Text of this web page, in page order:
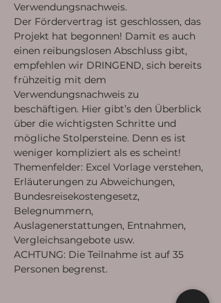
Verwendungsnachweis.
Der Fördervertrag ist geschlossen, das
Projekt hat begonnen! Damit es auch
einen reibungslosen Abschluss gibt,
empfehlen wir DRINGEND, sich bereits
frühzeitig mit dem
Verwendungsnachweis zu
beschäftigen. Hier gibt’s den Überblick
über die wichtigsten Schritte und
mögliche Stolpersteine. Denn es ist
weniger kompliziert als es scheint!
Themenfelder: Excel Vorlage verstehen,
Erläuterungen zu Abweichungen,
Bundesreisekostengesetz,
Belegnummern,
Auslagenerstattungen, Entnahmen,
Vergleichsangebote usw.
ACHTUNG: Die Teilnahme ist auf 35
Personen begrenst.